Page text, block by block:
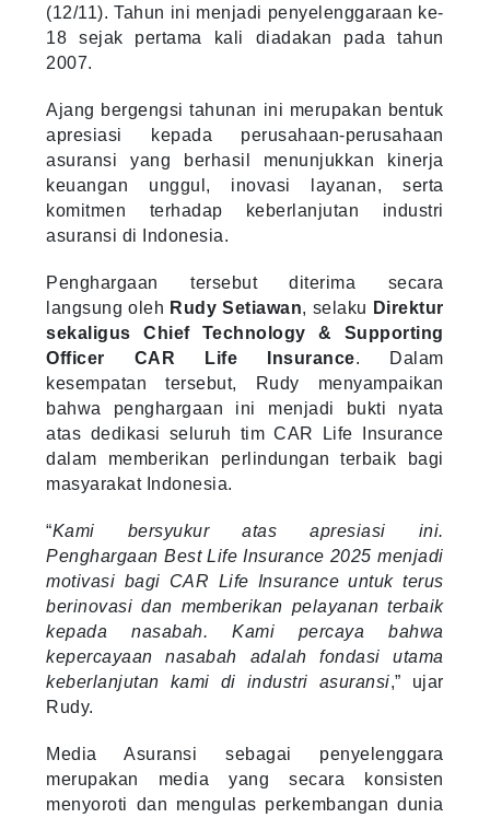
(12/11). Tahun ini menjadi penyelenggaraan ke-
18 sejak pertama kali diadakan pada tahun
2007.
Ajang bergengsi tahunan ini merupakan bentuk
apresiasi kepada perusahaan-perusahaan
asuransi yang berhasil menunjukkan kinerja
keuangan unggul, inovasi layanan, serta
komitmen terhadap keberlanjutan industri
asuransi di Indonesia.
Penghargaan tersebut diterima secara
langsung oleh Rudy Setiawan, selaku Direktur
sekaligus Chief Technology & Supporting
Officer CAR Life Insurance. Dalam
kesempatan tersebut, Rudy menyampaikan
bahwa penghargaan ini menjadi bukti nyata
atas dedikasi seluruh tim CAR Life Insurance
dalam memberikan perlindungan terbaik bagi
masyarakat Indonesia.
“Kami bersyukur atas apresiasi ini.
Penghargaan Best Life Insurance 2025 menjadi
motivasi bagi CAR Life Insurance untuk terus
berinovasi dan memberikan pelayanan terbaik
kepada nasabah. Kami percaya bahwa
kepercayaan nasabah adalah fondasi utama
keberlanjutan kami di industri asuransi,” ujar
Rudy.
Media Asuransi sebagai penyelenggara
merupakan media yang secara konsisten
menyoroti dan mengulas perkembangan dunia